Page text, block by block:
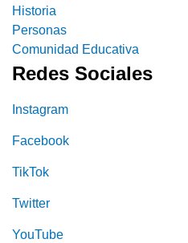
Historia
Personas
Comunidad Educativa
Redes Sociales
Instagram
Facebook
TikTok
Twitter
YouTube